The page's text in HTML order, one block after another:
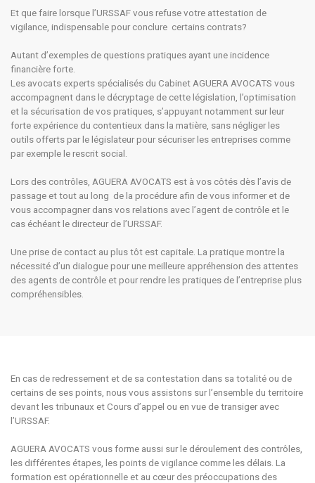
Et que faire lorsque l’URSSAF vous refuse votre attestation de
vigilance, indispensable pour conclure certains contrats?
Autant d’exemples de questions pratiques ayant une incidence
financière forte.
Les avocats experts spécialisés du Cabinet AGUERA AVOCATS vous
accompagnent dans le décryptage de cette législation, l’optimisation
et la sécurisation de vos pratiques, s’appuyant notamment sur leur
forte expérience du contentieux dans la matière, sans négliger les
outils offerts par le législateur pour sécuriser les entreprises comme
par exemple le rescrit social.
Lors des contrôles, AGUERA AVOCATS est à vos côtés dès l’avis de
passage et tout au long de la procédure afin de vous informer et de
vous accompagner dans vos relations avec l’agent de contrôle et le
cas échéant le directeur de l’URSSAF.
Une prise de contact au plus tôt est capitale. La pratique montre la
nécessité d’un dialogue pour une meilleure appréhension des attentes
des agents de contrôle et pour rendre les pratiques de l’entreprise plus
compréhensibles.
En cas de redressement et de sa contestation dans sa totalité ou de
certains de ses points, nous vous assistons sur l’ensemble du territoire
devant les tribunaux et Cours d’appel ou en vue de transiger avec
l’URSSAF.
AGUERA AVOCATS vous forme aussi sur le déroulement des contrôles,
les différentes étapes, les points de vigilance comme les délais. La
formation est opérationnelle et au cœur des préoccupations des